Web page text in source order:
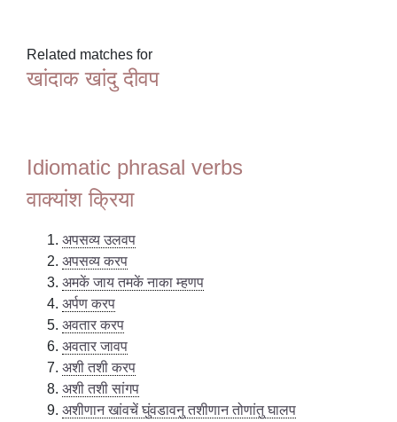
Related matches for
खांदाक खांदु दीवप
Idiomatic phrasal verbs
वाक्यांश क्रिया
अपसव्य उलवप
अपसव्य करप
अमकें जाय तमकें नाका म्हणप
अर्पण करप
अवतार करप
अवतार जावप
अशी तशी करप
अशी तशी सांगप
अशीणान खांवचें घुंवडावनु तशीणान तोणांतु घालप